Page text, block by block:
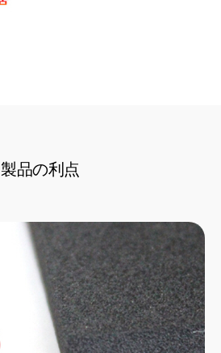
製品の利点